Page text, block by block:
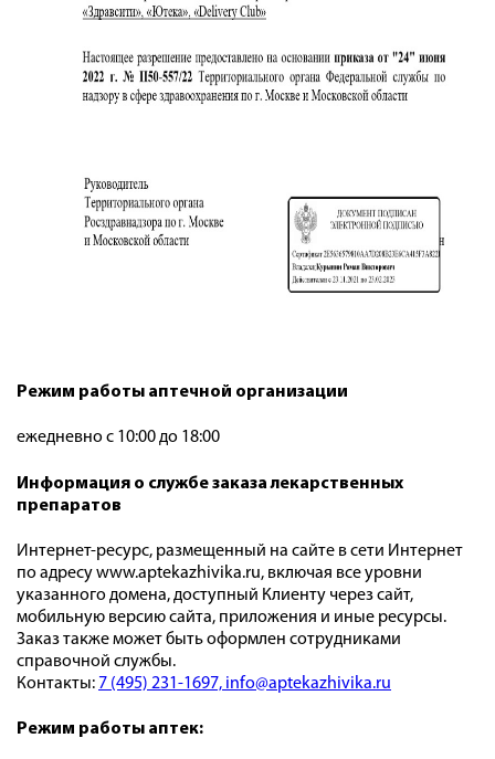
Режим работы аптечной организации
ежедневно с 10:00 до 18:00
Информация о службе заказа лекарственных
препаратов
Интернет-ресурс, размещенный на сайте в сети Интернет
по адресу www.aptekazhivika.ru, включая все уровни
указанного домена, доступный Клиенту через сайт,
мобильную версию сайта, приложения и иные ресурсы.
Заказ также может быть оформлен сотрудниками
справочной службы.
Контакты: 7 (495) 231-1697, info@aptekazhivika.ru
Режим работы аптек: